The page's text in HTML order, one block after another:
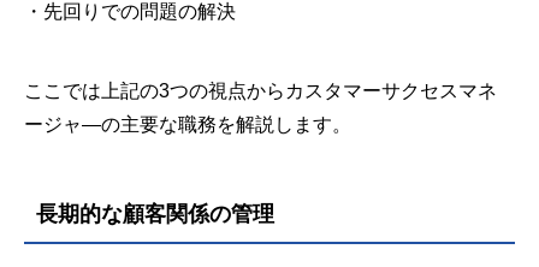
・先回りでの問題の解決
ここでは上記の3つの視点からカスタマーサクセスマネ
ージャ―の主要な職務を解説します。
長期的な顧客関係の管理